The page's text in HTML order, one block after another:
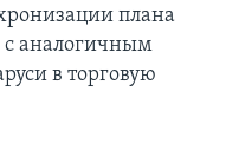
плана
с аналогичным
в торговую